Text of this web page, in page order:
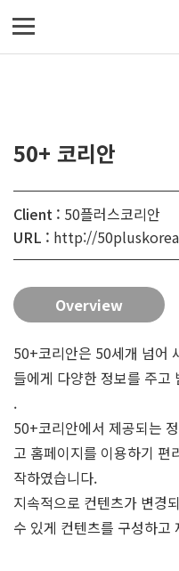
50+ 코리안
Client : 50플러스코리안
URL : http://
Overview
50+코리안은 50세개 넘어
들에게 다양한 정보를 주고
.
50+코리안에서 제공되는
고 홈페이지를 이용하기 편
작하였습니다.
지속적으로 컨텐츠가 변경
수 있게 컨텐츠를 구성하고